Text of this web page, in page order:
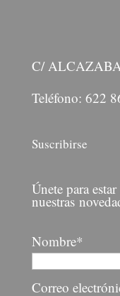
C/
Teléfono: 622
Suscribirse
Únete para
nuestras
Nombre*
Correo